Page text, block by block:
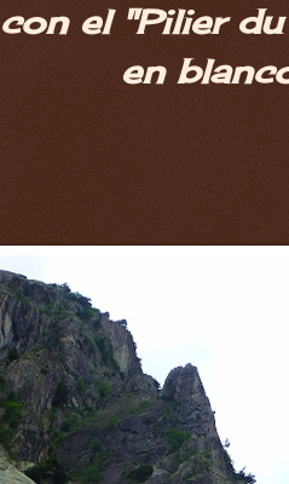
el "Pilier
en